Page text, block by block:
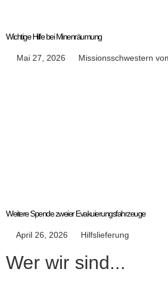
Wichtige Hilfe bei Minenräumung
Mai 27, 2026 Missionsschwestern
Weitere Spende zweier Evakuierungsfahrzeuge
April 26, 2026 Hilfslieferung
Wer wir sind...